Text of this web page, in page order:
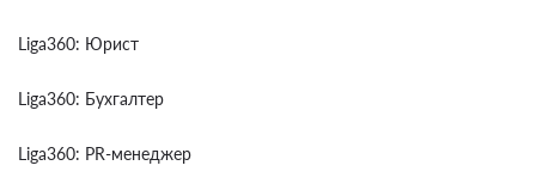
Liga360: Юрист
Liga360: Бухгалтер
Liga360: PR-менеджер